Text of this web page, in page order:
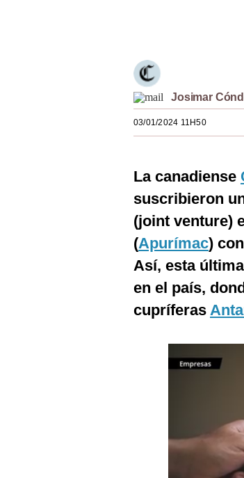
Josimar
03/01/2024 11H50
La canadiense
suscribieron
(joint venture)
(Apurímac)
Así, esta
en el país,
cupríferas